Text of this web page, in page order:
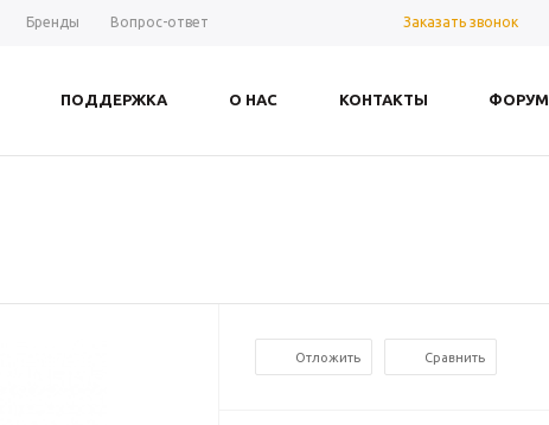
Бренды Вопрос-ответ Заказать звонок
ПОДДЕРЖКА О НАС КОНТАКТЫ ФОРУМ
Отложить Сравнить